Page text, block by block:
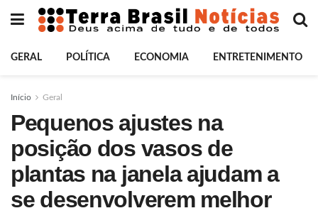
GERAL POLÍTICA ECONOMIA ENTRETENIMENTO
Início Geral
Pequenos ajustes na
posição dos vasos de
plantas na janela ajudam a
se desenvolverem melhor